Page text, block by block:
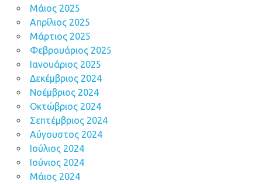
Μάιος 2025
Απρίλιος 2025
Μάρτιος 2025
Φεβρουάριος 2025
Ιανουάριος 2025
Δεκέμβριος 2024
Νοέμβριος 2024
Οκτώβριος 2024
Σεπτέμβριος 2024
Αύγουστος 2024
Ιούλιος 2024
Ιούνιος 2024
Μάιος 2024